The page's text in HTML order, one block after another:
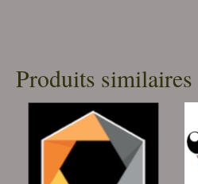
Produits similaires